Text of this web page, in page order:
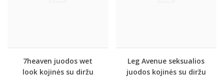
7heaven juodos wet
look kojinės su diržu
Leg Avenue seksualios
juodos kojinės su diržu